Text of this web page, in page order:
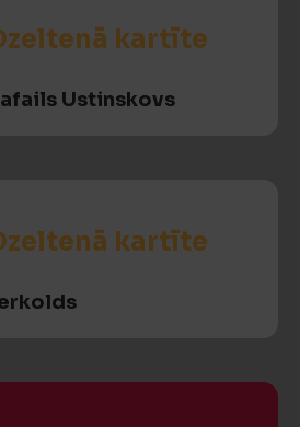
kartīte
Ustinskovs
kartīte